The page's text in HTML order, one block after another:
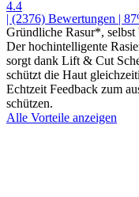
4.4
| (2376) Bewertungen |
Gründliche Rasur*,
Der hochintelligente
sorgt dank Lift & Cut
schützt die Haut
Echtzeit Feedback zum
schützen.
Alle Vorteile anzeigen